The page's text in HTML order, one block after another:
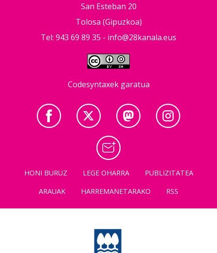
San Esteban 20
Tolosa (Gipuzkoa)
Tel: 943 69 89 35 - info@28kanala.eus
Codesyntaxek garatua
HONI BURUZ LEGE OHARRA
PUBLIZITATEA
ARAUAK
HARREMANETARAKO RSS